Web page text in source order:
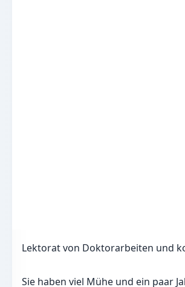
Lektorat von Doktorarbeiten und
Sie haben viel Mühe und ein paar